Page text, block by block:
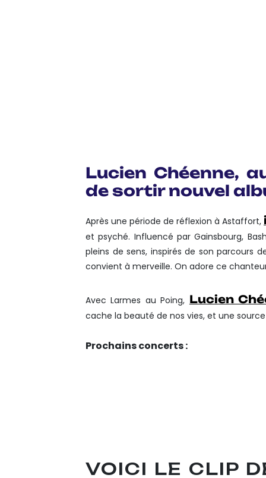
Lucien Chéenne,
de sortir nouvel
Après une période de réflexion à Astaffort,
et psyché. Influencé par Gainsbourg,
pleins de sens, inspirés de son parcours
convient à merveille. On adore ce
Avec Larmes au Poing, Lucien
cache la beauté de nos vies, et une source
Prochains concerts :
VOICI LE CLIP